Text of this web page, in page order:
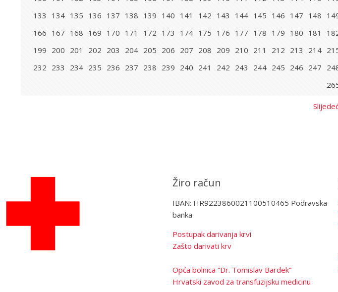
133
134 135 136 137 138 139 140 141 142 143 144 145 146 147 148
166 167 168 169 170 171 172 173 174 175 176 177 178 179 180 181
199 200 201 202 203 204 205 206 207 208 209 210 211 212 213 214
232 233 234 235 236 237 238 239 240 241 242 243 244 245 246 247
Žiro račun
IBAN: HR9223860021100510465 Podravska
banka
Postupak darivanja krvi
Zašto darivati krv
Opća bolnica “Dr. Tomislav Bardek”
Hrvatski zavod za transfuzijsku medicinu